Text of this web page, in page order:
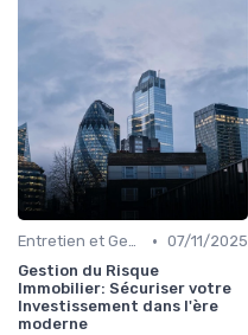
Entretien et Gestion du Risque Immobilier • 07/11/2025
Gestion du Risque
Immobilier: Sécuriser votre
Investissement dans l'ère
moderne